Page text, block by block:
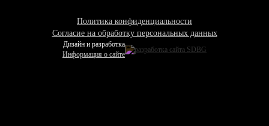
Политика конфиденциальности
Согласие на обработку персональных данных
Дизайн и разработка
Информация о сайте